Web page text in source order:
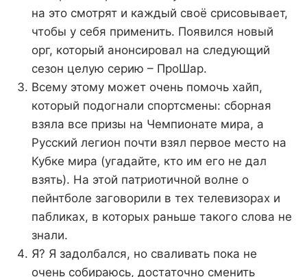
на это смотрят и каждый своё срисовывает,
чтобы у себя применить. Появился новый
орг, который анонсировал на следующий
сезон целую серию – ПроШар.
Всему этому может очень помочь хайп,
который подогнали спортсмены: сборная
взяла все призы на Чемпионате мира, а
Русский легион почти взял первое место на
Кубке мира (угадайте, кто им его не дал
взять). На этой патриотичной волне о
пейнтболе заговорили в тех телевизорах и
пабликах, в которых раньше такого слова не
знали.
Я? Я задолбался, но сваливать пока не
очень собираюсь, достаточно сменить